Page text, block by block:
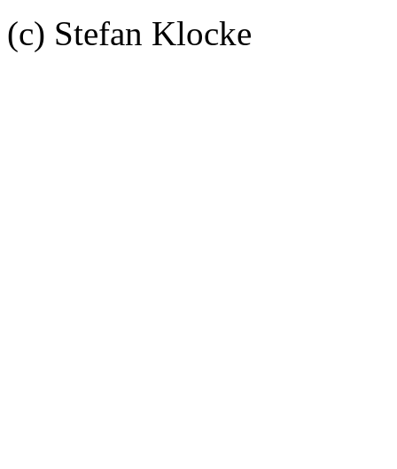
(c) Stefan Klocke